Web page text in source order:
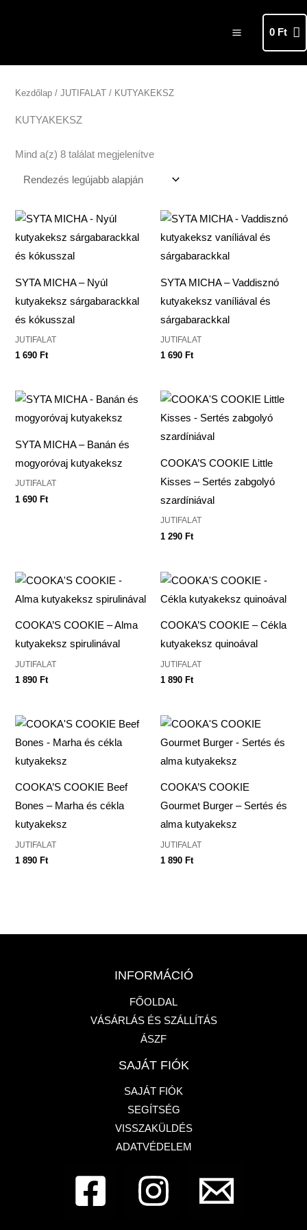
MAIN
MENU
0 Ft
Kezdőlap /JUTIFALAT / KUTYAKEKSZ
KUTYAKEKSZ
Mind a(z) 8 találat megjelenítve
latest
SYTA MICHA – Nyúl
kutyakeksz sárgabarackkal
és kókusszal
JUTIFALAT
1 690 Ft
SYTA MICHA – Vaddisznó
kutyakeksz vaníliával és
sárgabarackkal
JUTIFALAT
1 690 Ft
SYTA MICHA – Banán és
mogyoróvaj kutyakeksz
JUTIFALAT
1 690Ft
COOKA’S COOKIE Little
Kisses – Sertés zabgolyó
szardíniával
JUTIFALAT
1 290 Ft
COOKA’S COOKIE – Alma
kutyakeksz spirulinával
JUTIFALAT
1 890 Ft
COOKA’S COOKIE – Cékla
kutyakeksz quinoával
JUTIFALAT
1 890 Ft
COOKA’S COOKIE Beef
Bones – Marha és cékla
kutyakeksz
JUTIFALAT
1 890 Ft
COOKA’S COOKIE
Gourmet Burger – Sertés és
alma kutyakeksz
JUTIFALAT
1 890 Ft
INFORMÁCIÓ
FŐOLDAL
VÁSÁRLÁS ÉS SZÁLLÍTÁS
ÁSZF
SAJÁT FIÓK
SAJÁT FIÓK
SEGÍTSÉG
VISSZAKÜLDÉS
ADATVÉDELEM